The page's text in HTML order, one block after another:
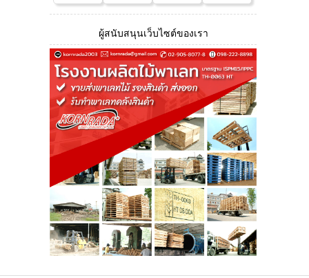
ผู้สนับสนุนเว็บไซต์ของเรา